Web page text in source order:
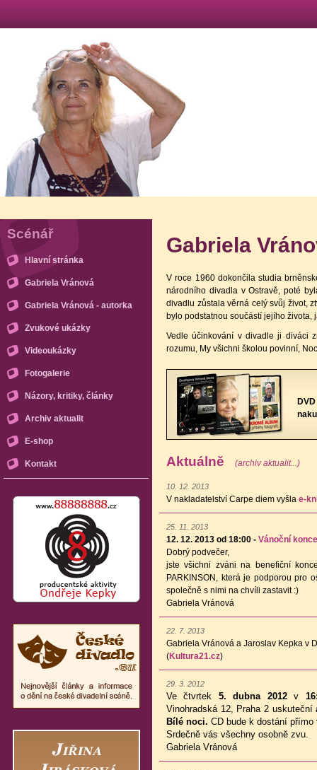
Scénář
Hlavní stránka
Gabriela Vránová
Gabriela Vránová - autorka
Zvukové ukázky
Videoukázky
Fotogalerie
Názory, kritiky, články
Archiv aktualit
E-shop
Kontakt
Gabriela
V roce 1960 dokončila studia
národního divadla v Ostravě, poté
divadlu zůstala věrná celý svůj život,
bylo podstatnou součástí jejího života,
Vedle účinkování v divadle ji diváci
rozumu, My všichni školou povinní,
Aktuálně (archiv aktualit...)
10. 12. 2013
V nakladatelství Carpe diem vyšla e-
25. 11. 2013
12. 12. 2013 od 18:00 - Vánoční
Dobrý podvečer,
jste všichni zváni na benefiční
PARKINSON, která je podporou pro
společně s nimi na chvíli zastavit :)
Gabriela Vránová
22. 7. 2013
Gabriela Vránová a Jaroslav Kepka v
(Kultura21.cz)
29. 3. 2012
Ve čtvrtek 5. dubna 2012v
Vinohradská 12, Praha 2 uskuteční
Bílé noci. CD bude k dostání přímo
Srdečně vás všechny osobně zvu.
Gabriela Vránová